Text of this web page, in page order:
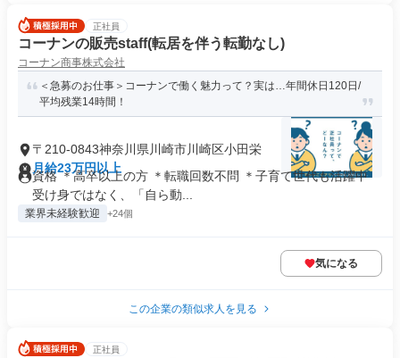
正社員
コーナンの販売staff(転居を伴う転勤なし)
コーナン商事株式会社
＜急募のお仕事＞コーナンで働く魅力って？実は…年間休日120日/
平均残業14時間！
〒210-0843神奈川県川崎市川崎区小田栄
月給23万円以上
資格 ＊高卒以上の方 ＊転職回数不問 ＊子育て世代も活躍中
受け身ではなく、「自ら動...
業界未経験歓迎 +24個
気になる
この企業の類似求人を見る
正社員